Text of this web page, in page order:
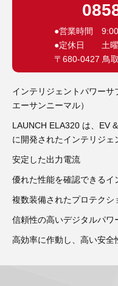
●営業時間
●定休日 土曜
〒680-0427 鳥
インテリジェントパワーサ
エーサンニーマル）
LAUNCH ELA320 は、EV
に開発されたインテリジェ
安定した出力電流
優れた性能を確認できるイ
複数装備されたプロテクシ
信頼性の高いデジタルパワ
高効率に作動し、高い安全